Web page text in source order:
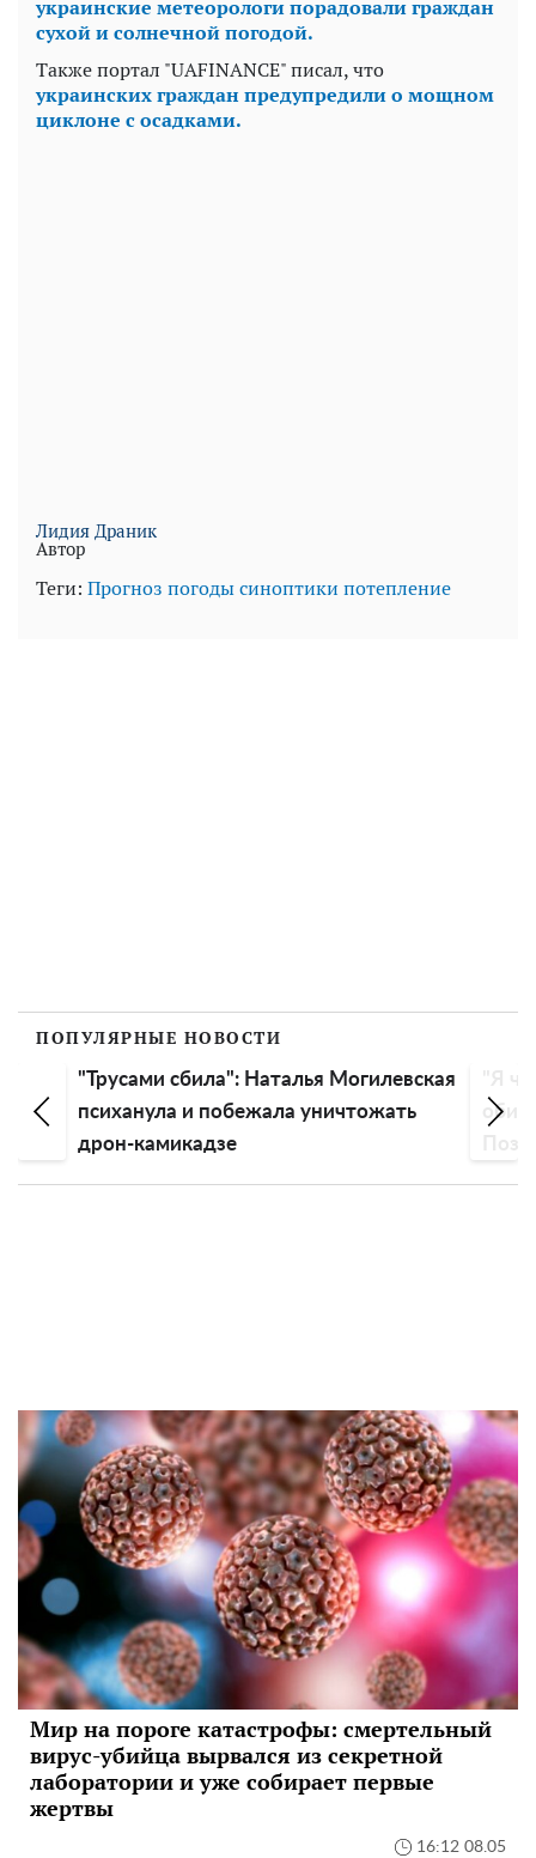
украинские метеорологи порадовали граждан
сухой и солнечной погодой.
Также портал "UAFINANCE" писал, что
украинских граждан предупредили о мощном
циклоне с осадками.
Лидия Драник
Автор
Теги: Прогноз погодысиноптики потепление
ПОПУЛЯРНЫЕ НОВОСТИ
"Трусами сбила": Наталья Могилевская
психанула и побежала уничтожать
дрон-камикадзе
Мир на пороге катастрофы: смертельный
вирус-убийца вырвался из секретной
лаборатории и уже собирает первые
жертвы
16:12 08.05